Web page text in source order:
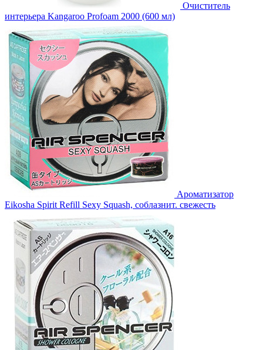
Очиститель
интерьера Kangaroo Profoam 2000 (600 мл)
Ароматизатор
Eikosha Spirit Refill Sexy Squash, соблазнит. свежесть